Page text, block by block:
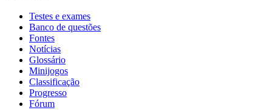
Testes e exames
Banco de questões
Fontes
Notícias
Glossário
Minijogos
Classificação
Progresso
Fórum